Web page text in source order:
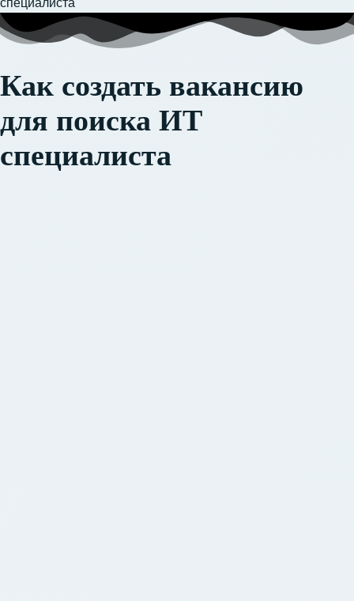
Как создать вакансию
для поиска ИТ
специалиста